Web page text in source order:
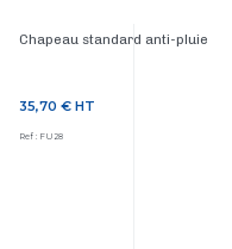
Chapeau standard anti-pluie
Prix
35,70 € HT
Ref : FU28